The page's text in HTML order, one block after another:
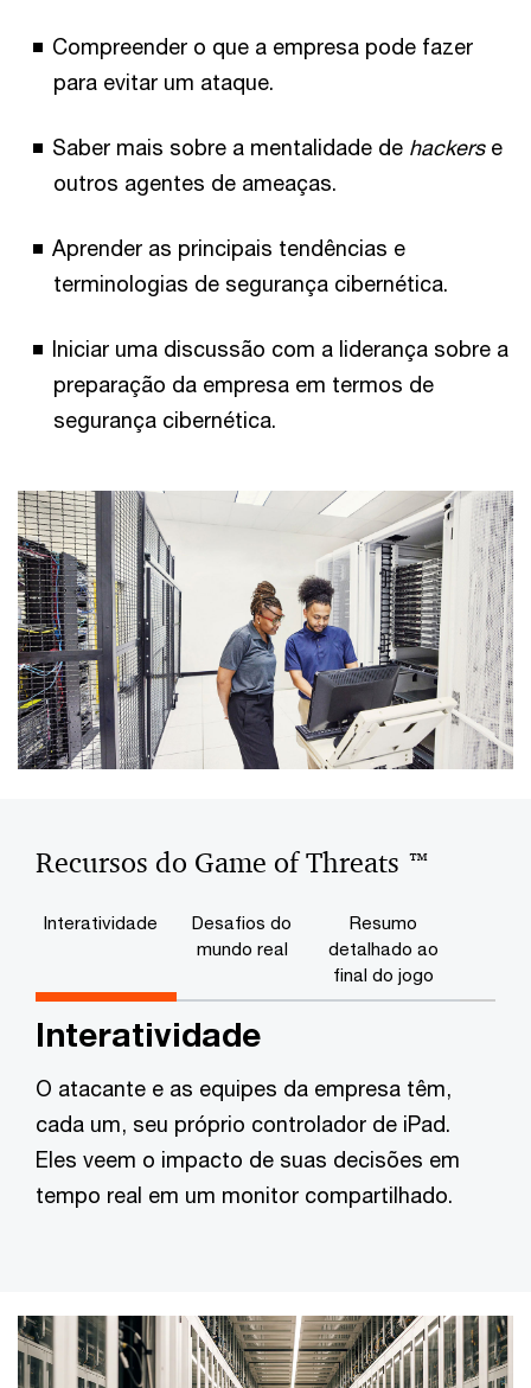
Compreender o que a empresa pode fazer
para evitar um ataque.
Saber mais sobre a mentalidade de hackerse
outros agentes de ameaças.
Aprender as principais tendências e
terminologias de segurança cibernética.
Iniciar uma discussão com a liderança sobre a
preparação da empresa em termos de
segurança cibernética.
Recursos do Game of Threats ™
Interatividade
Desafios do
mundo real
Resumo
detalhado ao
final do jogo
Interatividade
O atacante e as equipes da empresa têm,
cada um, seu próprio controlador de iPad.
Eles veem o impacto de suas decisões em
tempo real em um monitor compartilhado.